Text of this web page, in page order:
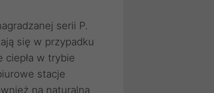
serii P.
się w przypadku
w trybie
stacje
na naturalną